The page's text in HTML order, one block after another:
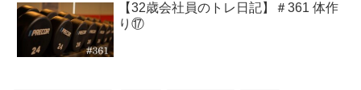
【32歳会社員のトレ日記】＃361 体作
り⑰